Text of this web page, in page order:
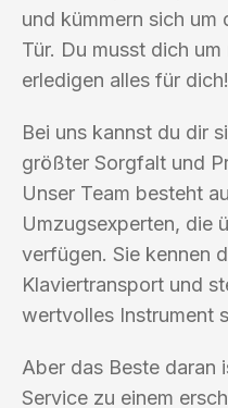
und kümmern sich um
Tür. Du musst dich
erledigen alles für dich!
Bei uns kannst du dir
größter Sorgfalt und
Unser Team besteht
Umzugsexperten, die
verfügen. Sie kennen
Klaviertransport und
wertvolles Instrument
Aber das Beste daran
Service zu einem